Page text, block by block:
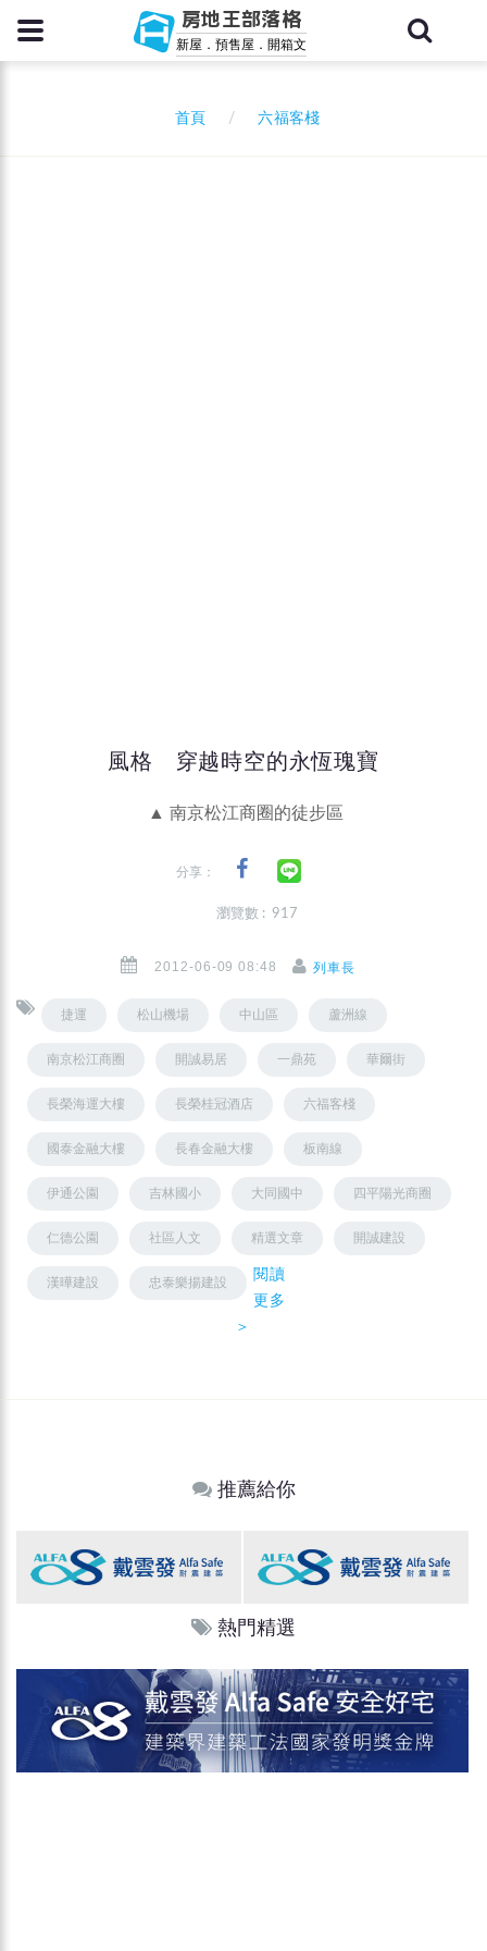
房地王部落格
新屋．預售屋．開箱文
首頁 六福客棧
風格 穿越時空的永恆瑰寶
▲ 南京松江商圈的徒步區
分享：
瀏覽數 : 917
2012-06-09 08:48 列車長
捷運 松山機場 中山區 蘆洲線
南京松江商圈 開誠易居 一鼎苑 華爾街
長榮海運大樓 長榮桂冠酒店 六福客棧
國泰金融大樓 長春金融大樓 板南線
伊通公園 吉林國小 大同國中 四平陽光商圈
仁德公園 社區人文 精選文章 開誠建設
漢曄建設 忠泰樂揚建設
閱讀
更多
＞
推薦給你
熱門精選